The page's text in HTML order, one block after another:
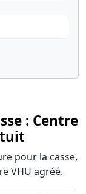
: Centre
pour la casse,
VHU agréé.